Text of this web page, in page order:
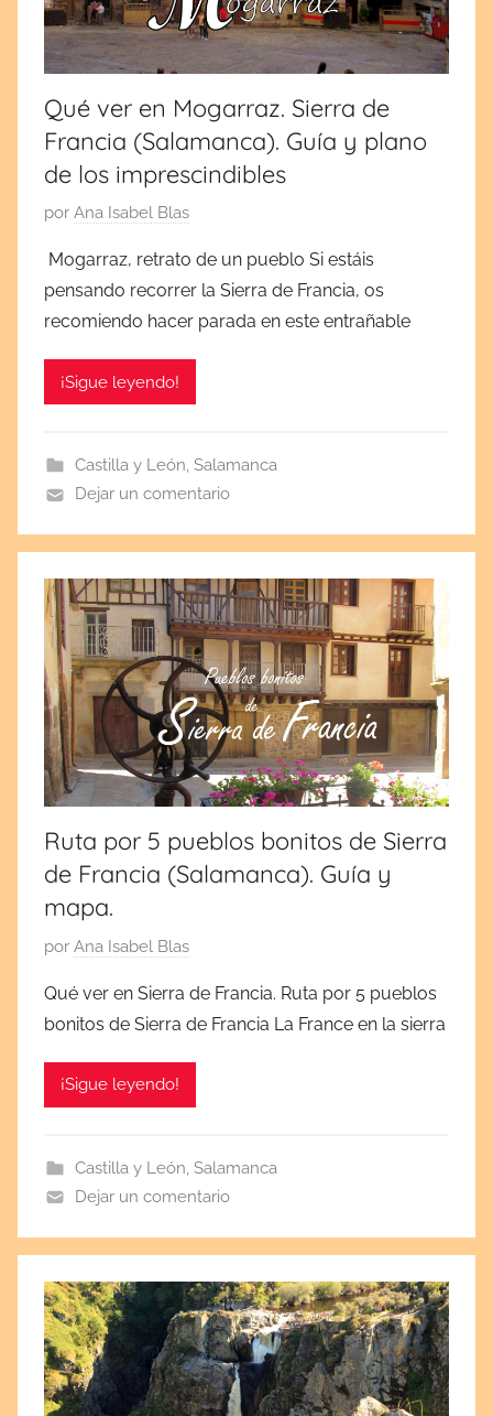
r
e
2
,
2
2
2
Qué ver en Mogarraz. Sierra de
Francia (Salamanca). Guía y plano
de los imprescindibles
P
b
l
i
c
e
l
e
p
t
e
m
b
r
e
2
,
2
2
2
por Ana Isabel Blas
Mogarraz, retrato de un pueblo Si estáis
pensando recorrer la Sierra de Francia, os
recomiendo hacer parada en este entrañable
¡Sigue leyendo!
Castilla y León, Salamanca
Dejar un comentario
Ruta por 5 pueblos bonitos de Sierra
de Francia (Salamanca). Guía y
mapa.
P
b
l
i
a
e
l
a
g
o
s
t
o
por Ana Isabel Blas
Qué ver en Sierra de Francia. Ruta por 5 pueblos
bonitos de Sierra de Francia La France en la sierra
¡Sigue leyendo!
Castilla y León, Salamanca
Dejar un comentario